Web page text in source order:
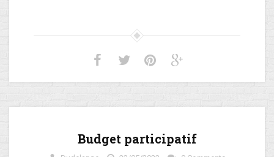
Budget participatif